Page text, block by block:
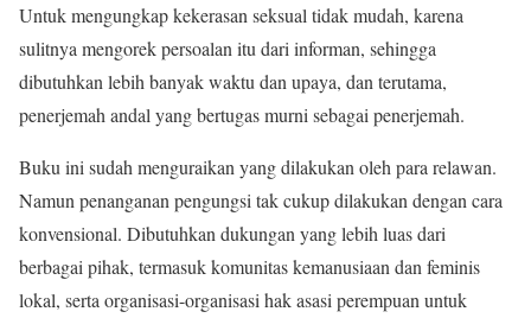
Untuk mengungkap kekerasan seksual tidak mudah, karena
sulitnya mengorek persoalan itu dari informan, sehingga
dibutuhkan lebih banyak waktu dan upaya, dan terutama,
penerjemah andal yang bertugas murni sebagai penerjemah.
Buku ini sudah menguraikan yang dilakukan oleh para relawan.
Namun penanganan pengungsi tak cukup dilakukan dengan cara
konvensional. Dibutuhkan dukungan yang lebih luas dari
berbagai pihak, termasuk komunitas kemanusiaan dan feminis
lokal, serta organisasi-organisasi hak asasi perempuan untuk